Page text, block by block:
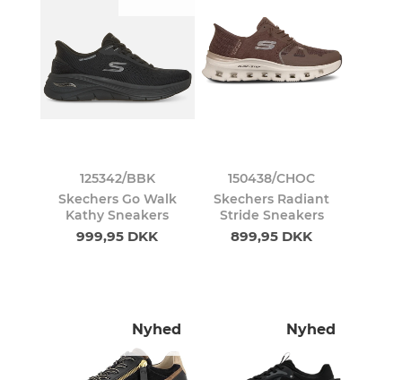
125342/BBK
Skechers Go Walk
Kathy Sneakers
999,95 DKK
150438/CHOC
Skechers Radiant
Stride Sneakers
899,95 DKK
Nyhed Nyhed